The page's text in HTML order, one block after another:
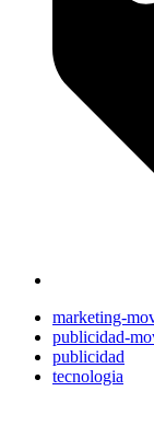
marketing-
publicidad-
publicidad
tecnologia